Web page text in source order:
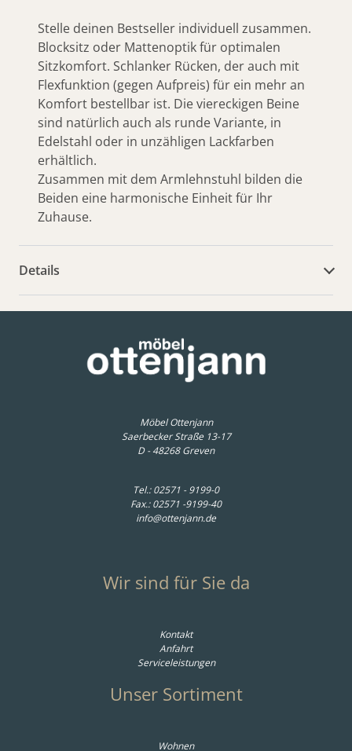
Stelle deinen Bestseller individuell zusammen.
Blocksitz oder Mattenoptik für optimalen
Sitzkomfort. Schlanker Rücken, der auch mit
Flexfunktion (gegen Aufpreis) für ein mehr an
Komfort bestellbar ist. Die viereckigen Beine
sind natürlich auch als runde Variante, in
Edelstahl oder in unzähligen Lackfarben
erhältlich.
Zusammen mit dem Armlehnstuhl bilden die
Beiden eine harmonische Einheit für Ihr
Zuhause.
Details
Möbel Ottenjann
Saerbecker Straße 13-17
D - 48268 Greven
Tel.:02571 - 9199-0
Fax.: 02571 -9199-40
info@ottenjann.de
Wir sind für Sie da
Kontakt
Anfahrt
Serviceleistungen
Unser Sortiment
Wohnen